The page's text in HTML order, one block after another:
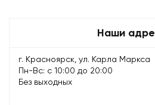
Наши
г. Красноярск, ул. Карла Маркса
Пн-Вс: с 10:00 до 20:00
Без выходных